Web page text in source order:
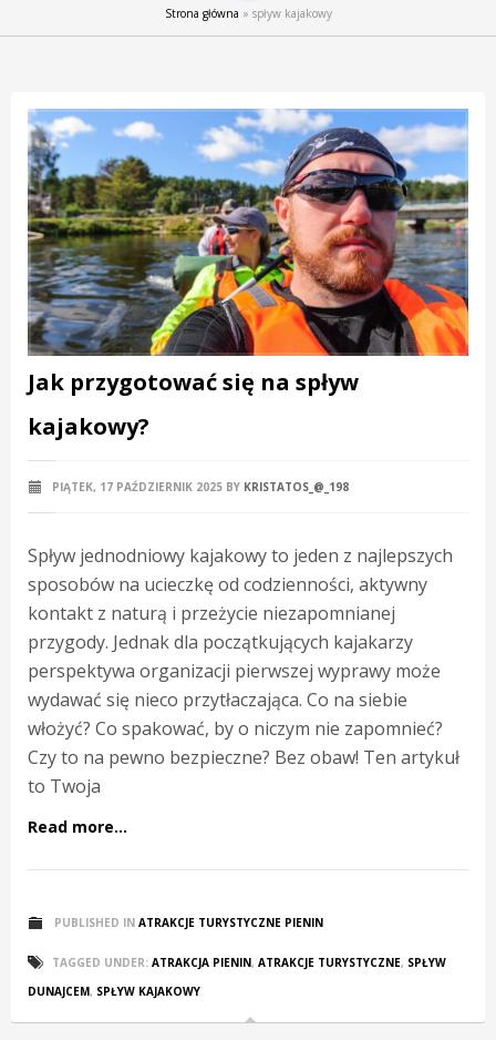
Strona główna » spływ kajakowy
Jak przygotować się na spływ
kajakowy?
PIĄTEK, 17 PAŹDZIERNIK 2025 BY KRISTATOS_@_198
Spływ jednodniowy kajakowy to jeden z najlepszych
sposobów na ucieczkę od codzienności, aktywny
kontakt z naturą i przeżycie niezapomnianej
przygody. Jednak dla początkujących kajakarzy
perspektywa organizacji pierwszej wyprawy może
wydawać się nieco przytłaczająca. Co na siebie
włożyć? Co spakować, by o niczym nie zapomnieć?
Czy to na pewno bezpieczne? Bez obaw! Ten artykuł
to Twoja
Read more...
PUBLISHED IN ATRAKCJE TURYSTYCZNE PIENIN
TAGGED UNDER: ATRAKCJA PIENIN, ATRAKCJE TURYSTYCZNE, SPŁYW
DUNAJCEM, SPŁYW KAJAKOWY